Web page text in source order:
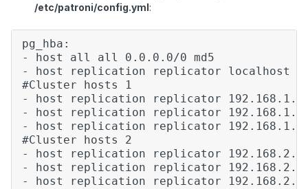
/etc/patroni/config.yml:
pg_hba:
- host all all 0.0.0.0/0 md5
- host replication replicator localhost
#Cluster hosts 1
- host replication replicator 192.168.1.1/
- host replication replicator 192.168.1.2/
- host replication replicator 192.168.1.3/
#Cluster hosts 2
- host replication replicator 192.168.2.1/
- host replication replicator 192.168.2.2/
- host replication replicator 192.168.2.3/